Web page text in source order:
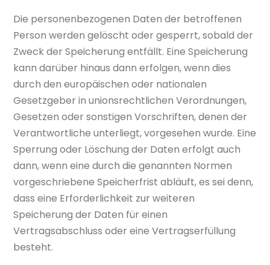
Die personenbezogenen Daten der betroffenen
Person werden gelöscht oder gesperrt, sobald der
Zweck der Speicherung entfällt. Eine Speicherung
kann darüber hinaus dann erfolgen, wenn dies
durch den europäischen oder nationalen
Gesetzgeber in unionsrechtlichen Verordnungen,
Gesetzen oder sonstigen Vorschriften, denen der
Verantwortliche unterliegt, vorgesehen wurde. Eine
Sperrung oder Löschung der Daten erfolgt auch
dann, wenn eine durch die genannten Normen
vorgeschriebene Speicherfrist abläuft, es sei denn,
dass eine Erforderlichkeit zur weiteren
Speicherung der Daten für einen
Vertragsabschluss oder eine Vertragserfüllung
besteht.